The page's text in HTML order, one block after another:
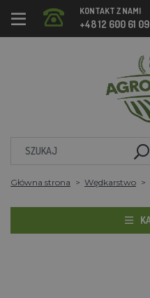
KONTAKT Z NAMI
+48 12 600 61
Główna strona Wędkarstwo